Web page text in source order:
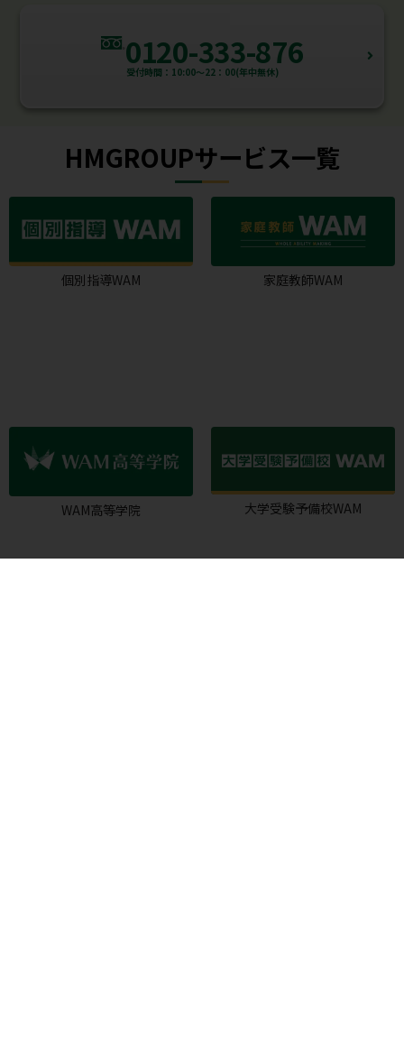
0120-333-876
受付時間：10:00～22：00(年中無休)
HMGROUPサービス一覧
個別指導WAM 家庭教師WAM
WAM高等学院 大学受験予備校WAM